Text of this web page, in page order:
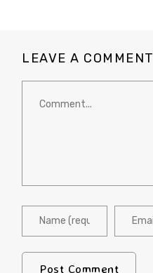
LEAVE A COMMENT